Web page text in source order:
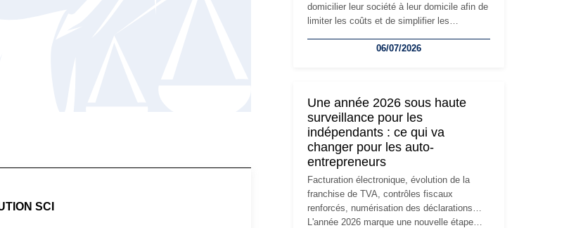
SCI
domicilier leur société à leur domicile afin de
limiter les coûts et de simplifier les
l'activité, cette solution peut rapidement
siège social répond souvent à une nouvelle
étape de la vie de l'entreprise et implique
plusieurs formalités obligatoires.
06/07/2026
Une année 2026 sous haute
surveillance pour les
indépendants : ce qui va
changer pour les auto-
entrepreneurs
Facturation électronique, évolution de la
franchise de TVA, contrôles fiscaux
renforcés, numérisation des déclarations…
L'année 2026 marque une nouvelle étape